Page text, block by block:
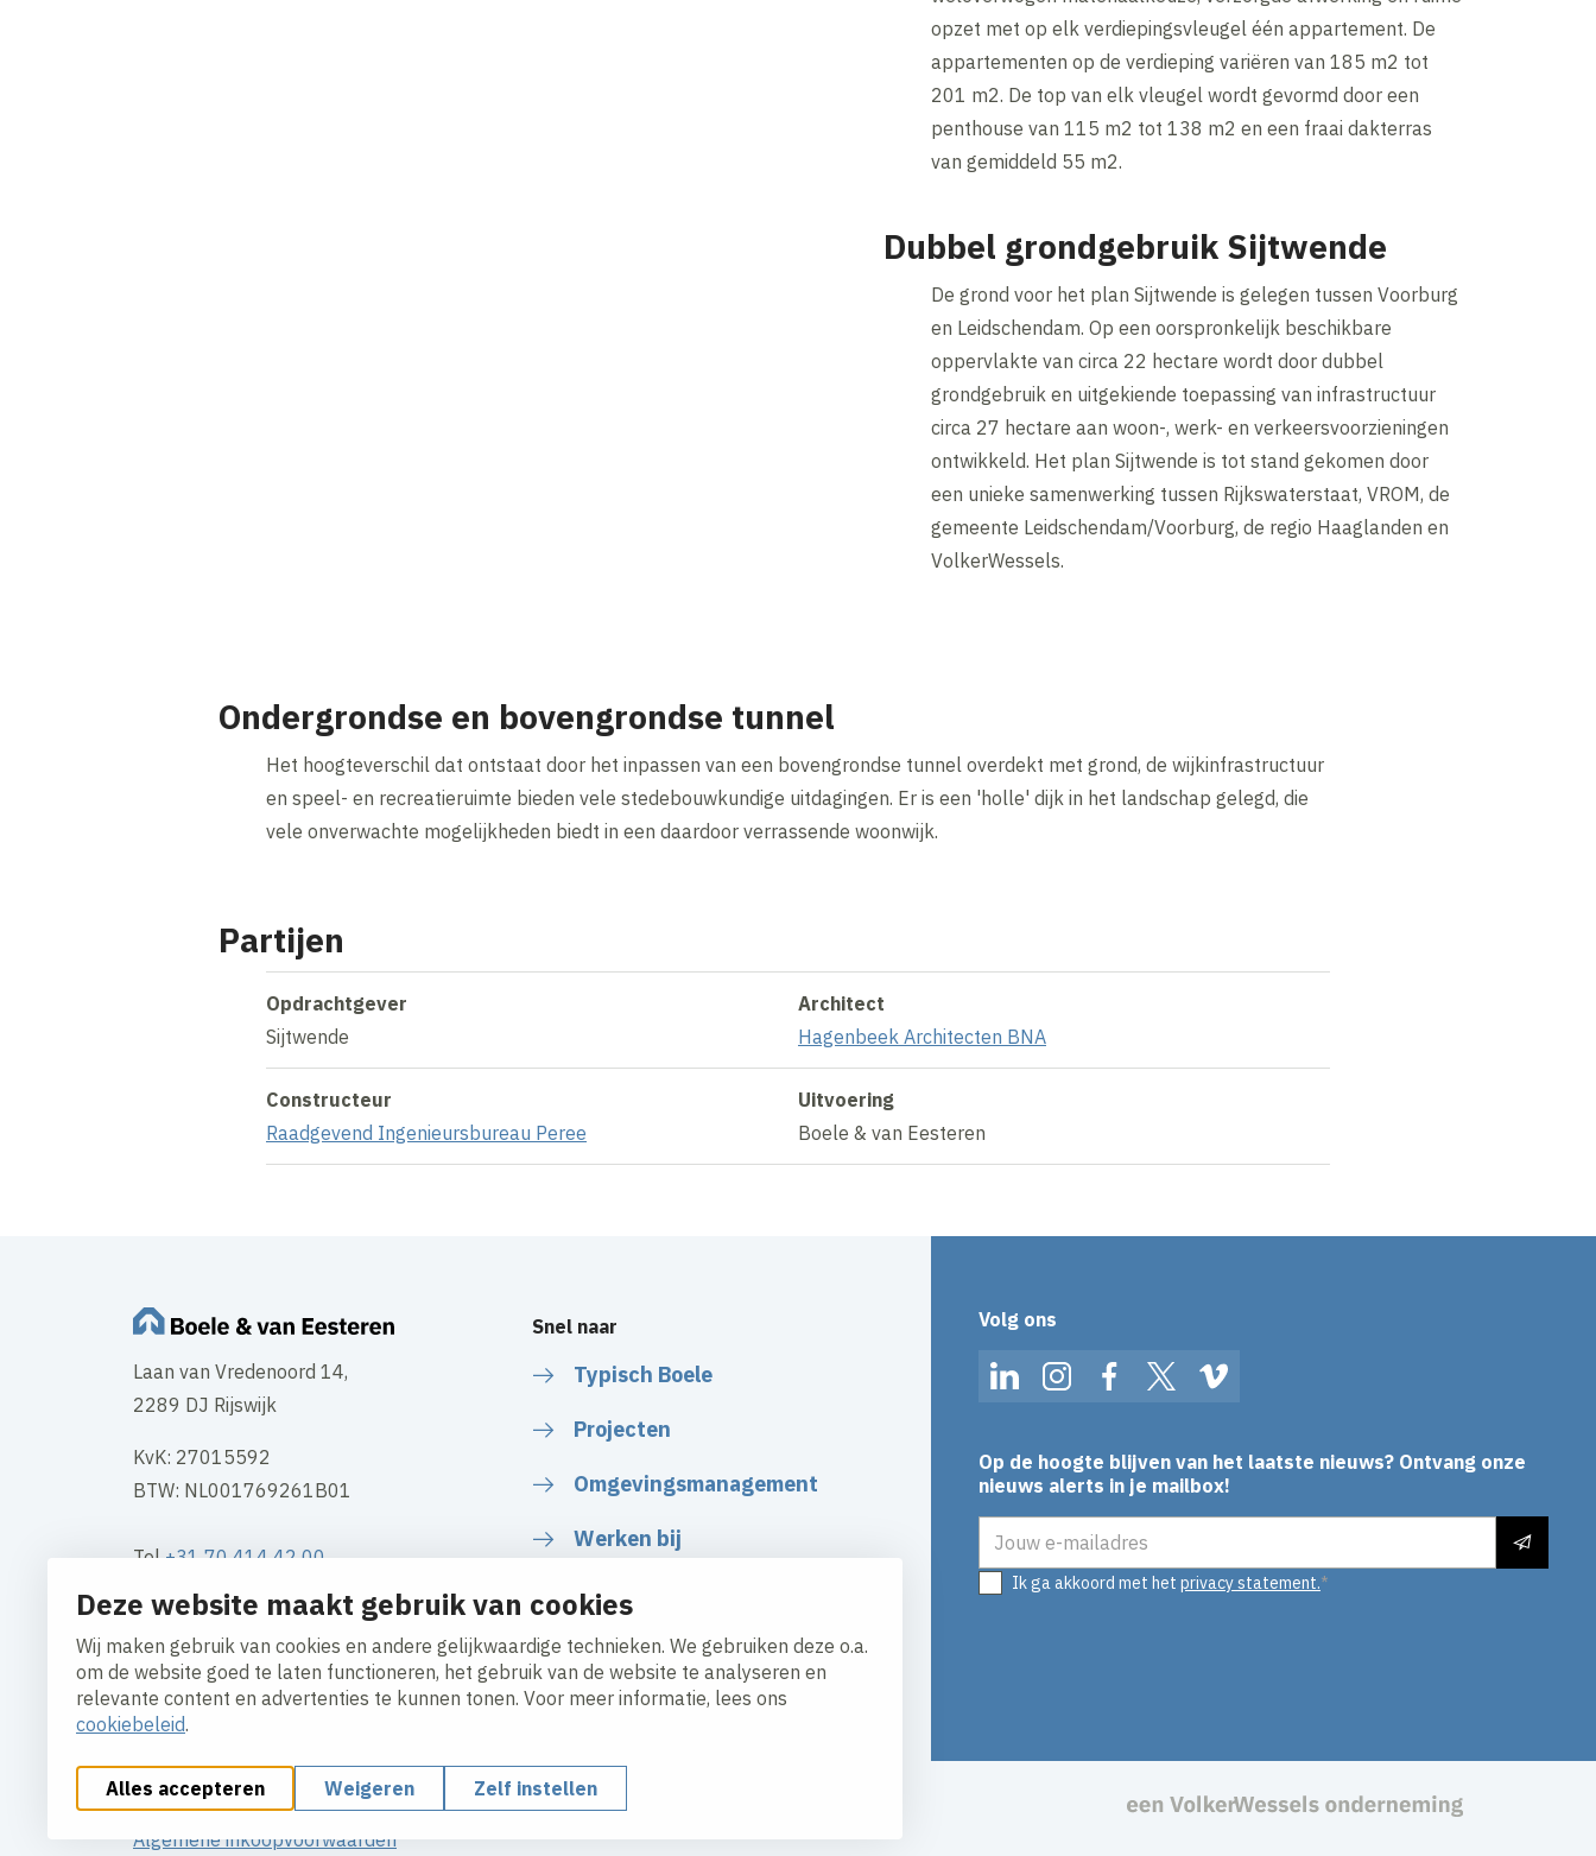
Deze website maakt gebruik van cookies
Wij maken gebruik van cookies en andere gelijkwaardige technieken. We gebruiken deze o.a.
om de website goed te laten functioneren, het gebruik van de website te analyseren en
relevante content en advertenties te kunnen tonen. Voor meer informatie, lees ons
cookiebeleid.
Alles accepteren Weigeren Zelf instellen
opzet met op elk verdiepingsvleugel één appartement. De
appartementen op de verdieping variëren van 185 m2 tot
201 m2. De top van elk vleugel wordt gevormd door een
penthouse van 115 m2 tot 138 m2 en een fraai dakterras
van gemiddeld 55 m2.
Dubbel grondgebruik Sijtwende
De grond voor het plan Sijtwende is gelegen tussen Voorburg
en Leidschendam. Op een oorspronkelijk beschikbare
oppervlakte van circa 22 hectare wordt door dubbel
grondgebruik en uitgekiende toepassing van infrastructuur
circa 27 hectare aan woon-, werk- en verkeersvoorzieningen
ontwikkeld. Het plan Sijtwende is tot stand gekomen door
een unieke samenwerking tussen Rijkswaterstaat, VROM, de
gemeente Leidschendam/Voorburg, de regio Haaglanden en
VolkerWessels.
Ondergrondse en bovengrondse tunnel
Het hoogteverschil dat ontstaat door het inpassen van een bovengrondse tunnel overdekt met grond, de wijkinfrastructuur
en speel- en recreatieruimte bieden vele stedebouwkundige uitdagingen. Er is een 'holle' dijk in het landschap gelegd, die
vele onverwachte mogelijkheden biedt in een daardoor verrassende woonwijk.
Partijen
Opdrachtgever
Sijtwende
Architect
Hagenbeek Architecten BNA
Constructeur
Raadgevend Ingenieursbureau Peree
Uitvoering
Boele & van Eesteren
Laan van Vredenoord 14,
2289 DJ Rijswijk
KvK: 27015592
BTW: NL001769261B01
Tel+31 70 414 42 00
info@boele.nl
Contact
Snel naar
Typisch Boele
Projecten
Omgevingsmanagement
Werken bij
Plan uw route
Volg ons
LinkedInInstagramFacebookTwitterVimeo
Op de hoogte blijven van het laatste nieuws? Ontvang onze
nieuws alerts in je mailbox!
Ik ga akkoord met het privacy statement.
Cookies aanpassenCookie beleidPrivacy policyResponsible disclosure
Algemene inkoopvoorwaarden